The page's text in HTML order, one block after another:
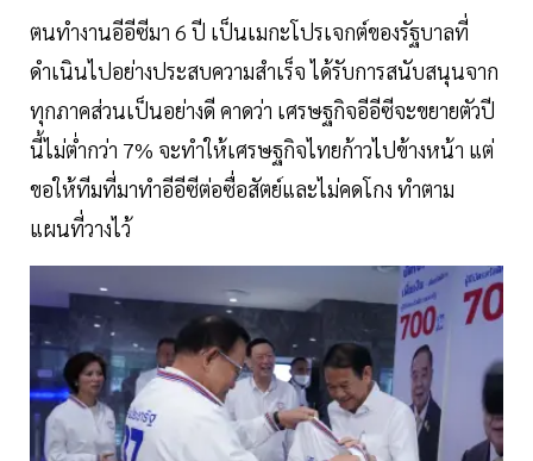
ตนทำงานอีอีซีมา 6 ปี เป็นเมกะโปรเจกต์ของรัฐบาลที่
ดำเนินไปอย่างประสบความสำเร็จ ได้รับการสนับสนุนจาก
ทุกภาคส่วนเป็นอย่างดี คาดว่า เศรษฐกิจอีอีซีจะขยายตัวปี
นี้ไม่ต่ำกว่า 7% จะทำให้เศรษฐกิจไทยก้าวไปข้างหน้า แต่
ขอให้ทีมที่มาทำอีอีซีต่อซื่อสัตย์และไม่คดโกง ทำตาม
แผนที่วางไว้